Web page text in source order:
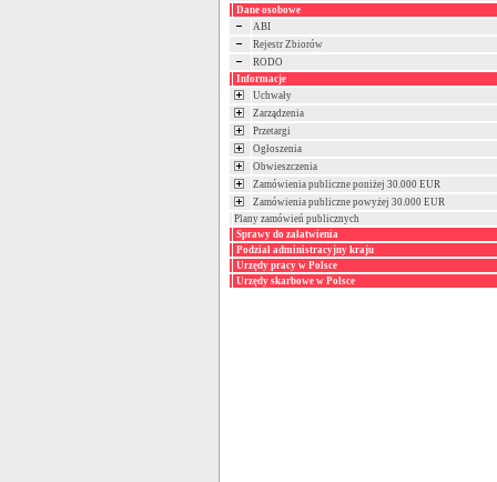
Dane osobowe
ABI
Rejestr Zbiorów
RODO
Informacje
Uchwały
Zarządzenia
Przetargi
Ogłoszenia
Obwieszczenia
Zamówienia publiczne poniżej 30.000 EUR
Zamówienia publiczne powyżej 30.000 EUR
Plany zamówień publicznych
Sprawy do załatwienia
Podział administracyjny kraju
Urzędy pracy w Polsce
Urzędy skarbowe w Polsce